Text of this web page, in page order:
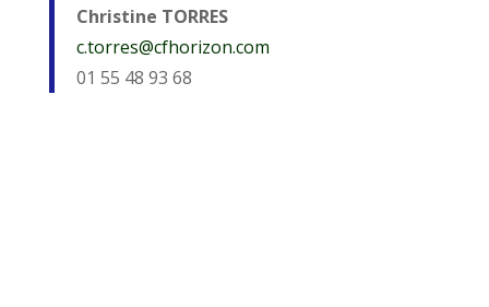
Christine TORRES
c.torres@cfhorizon.com
01 55 48 93 68